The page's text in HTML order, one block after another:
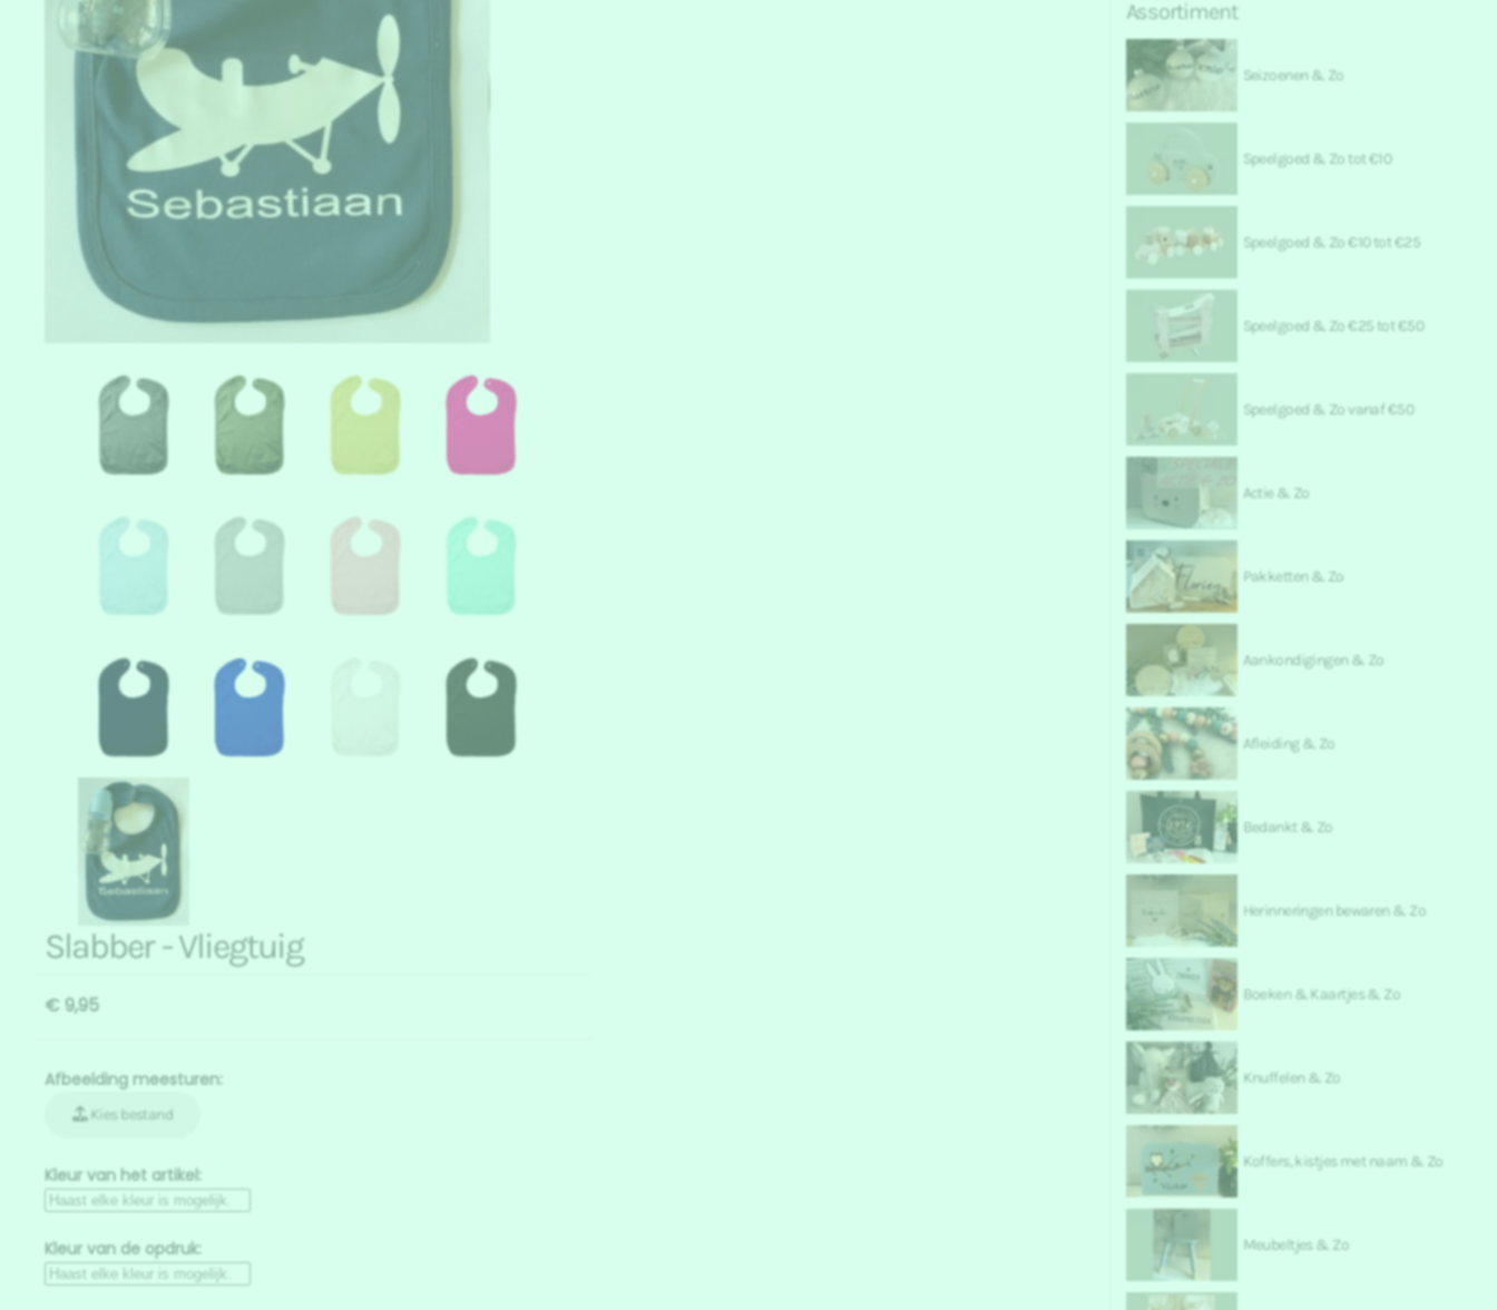
Slabber - Vliegtuig
€ 9,95
Afbeelding meesturen:
Kies bestand
Kleur van het artikel:
Kleur van de opdruk:
Assortiment
Seizoenen & Zo
Speelgoed & Zo tot €10
Speelgoed & Zo €10 tot €25
Speelgoed & Zo €25 tot €50
Speelgoed & Zo vanaf €50
Actie & Zo
Pakketten & Zo
Aankondigingen & Zo
Afleiding & Zo
Bedankt & Zo
Herinneringen bewaren & Zo
Boeken & Kaartjes & Zo
Knuffelen & Zo
Koffers, kistjes met naam & Zo
Meubeltjes & Zo